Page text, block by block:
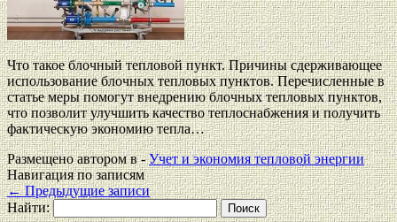
Что такое блочный тепловой пункт. Причины сдерживающее
использование блочных тепловых пунктов. Перечисленные в
статье меры помогут внедрению блочных тепловых пунктов,
что позволит улучшить качество теплоснабжения и получить
фактическую экономию тепла…
Размещено автором в -Учет и экономия тепловой энергии
Навигация по записям
←Предыдущие записи
Найти: